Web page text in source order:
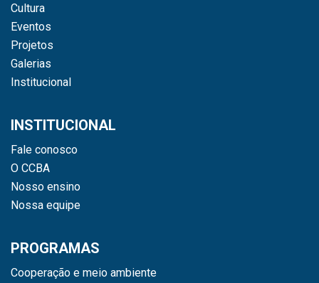
Cultura
Eventos
Projetos
Galerias
Institucional
INSTITUCIONAL
Fale conosco
O CCBA
Nosso ensino
Nossa equipe
PROGRAMAS
Cooperação e meio ambiente